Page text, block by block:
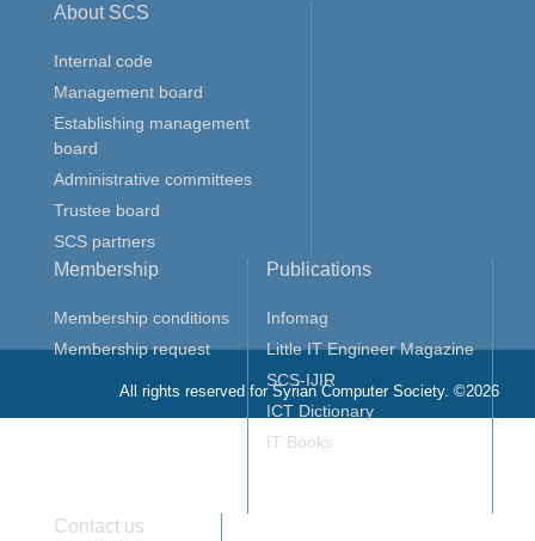
About SCS
Internal code
Management board
Establishing management
board
Administrative committees
Trustee board
SCS partners
Membership
Membership conditions
Membership request
Publications
Infomag
Little IT Engineer Magazine
SCS-IJIR
ICT Dictionary
IT Books
Contact us
All rights reserved for Syrian Computer Society. ©2026